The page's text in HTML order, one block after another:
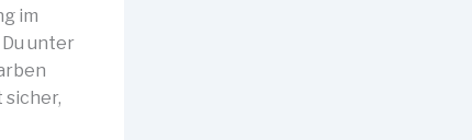
im
unter
sicher,